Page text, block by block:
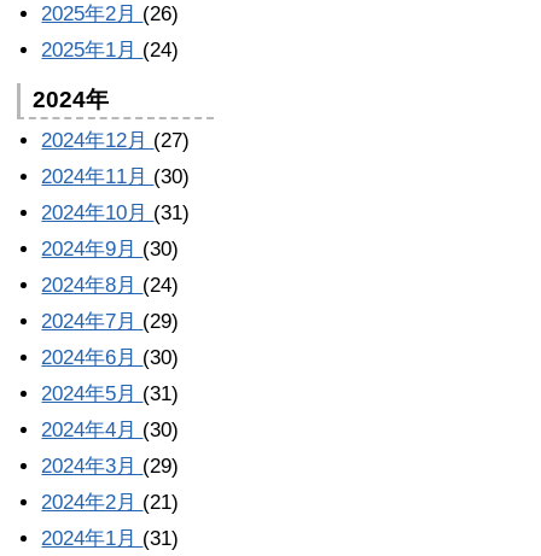
2025年2月 (26)
2025年1月 (24)
2024年
2024年12月 (27)
2024年11月 (30)
2024年10月 (31)
2024年9月 (30)
2024年8月 (24)
2024年7月 (29)
2024年6月 (30)
2024年5月 (31)
2024年4月 (30)
2024年3月 (29)
2024年2月 (21)
2024年1月 (31)